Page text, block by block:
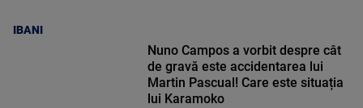
IBANI
Nuno Campos a vorbit despre cât
de gravă este accidentarea lui
Martin Pascual! Care este situația
lui Karamoko